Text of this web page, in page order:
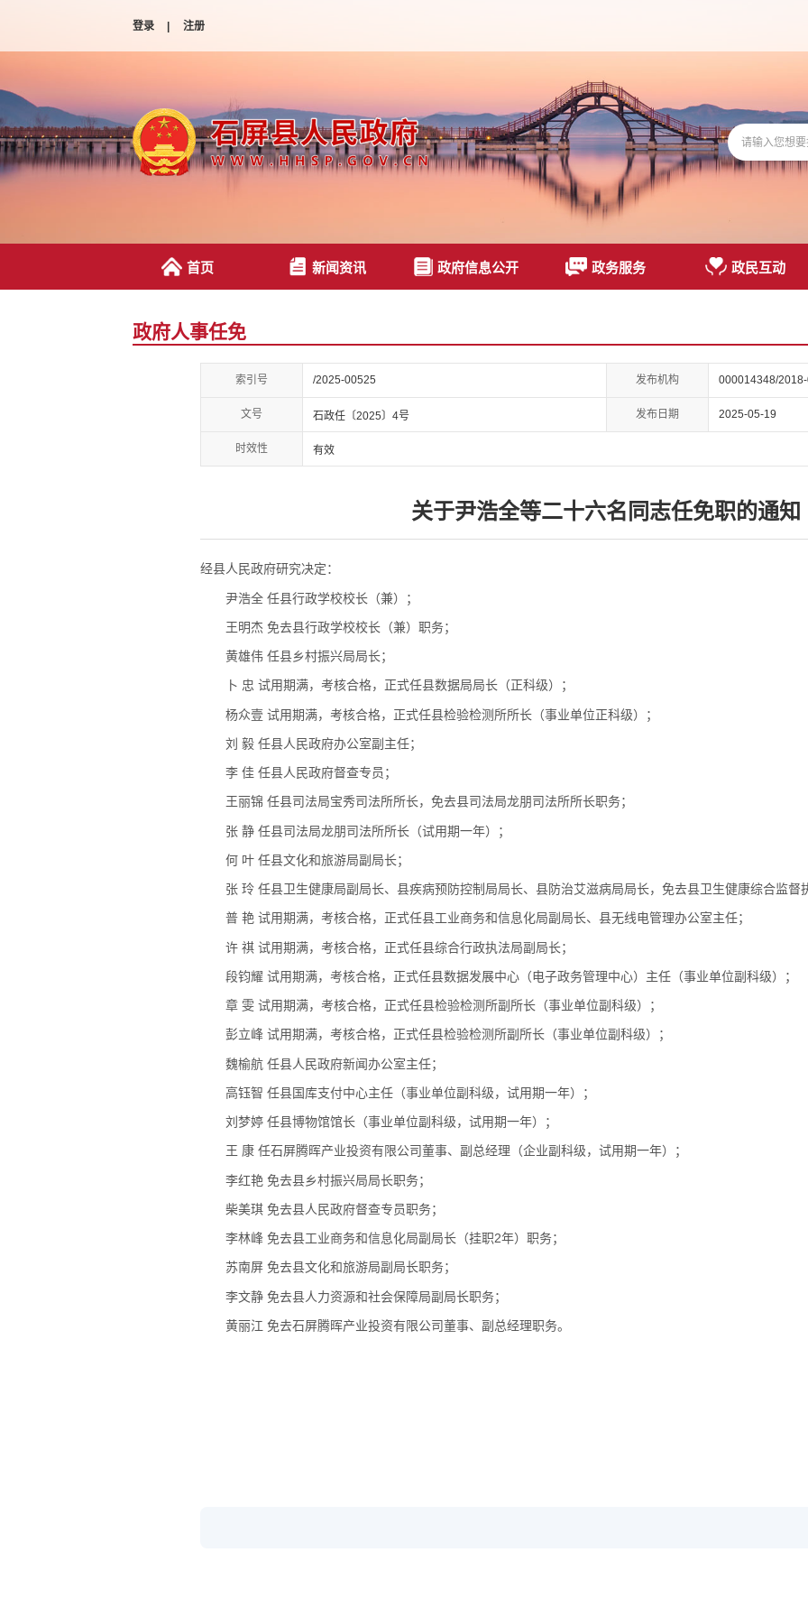
登录 | 注册
首页 新闻资讯 政府信息公开 政务服务 政民互动
政府人事任免
索引号 /2025-00525 发布机构 000014348/
文号 石政任〔2025〕4号 发布日期 2025-05-19
时效性 有效
关于尹浩全等二十六名同志任免职的通知
经县人民政府研究决定：
尹浩全 任县行政学校校长（兼）；
王明杰 免去县行政学校校长（兼）职务；
黄雄伟 任县乡村振兴局局长；
卜 忠 试用期满，考核合格，正式任县数据局局长（正科级）；
杨众壹 试用期满，考核合格，正式任县检验检测所所长（事业单位正科级）；
刘 毅 任县人民政府办公室副主任；
李 佳 任县人民政府督查专员；
王丽锦 任县司法局宝秀司法所所长，免去县司法局龙朋司法所所长职务；
张 静 任县司法局龙朋司法所所长（试用期一年）；
何 叶 任县文化和旅游局副局长；
张 玲 任县卫生健康局副局长、县疾病预防控制局局长、县防治艾滋病局局长，免去县卫生健康综合监督
普 艳 试用期满，考核合格，正式任县工业商务和信息化局副局长、县无线电管理办公室主任；
许 祺 试用期满，考核合格，正式任县综合行政执法局副局长；
段钧耀 试用期满，考核合格，正式任县数据发展中心（电子政务管理中心）主任（事业单位副科级）；
章 雯 试用期满，考核合格，正式任县检验检测所副所长（事业单位副科级）；
彭立峰 试用期满，考核合格，正式任县检验检测所副所长（事业单位副科级）；
魏榆航 任县人民政府新闻办公室主任；
高钰智 任县国库支付中心主任（事业单位副科级，试用期一年）；
刘梦婷 任县博物馆馆长（事业单位副科级，试用期一年）；
王 康 任石屏腾晖产业投资有限公司董事、副总经理（企业副科级，试用期一年）；
李红艳 免去县乡村振兴局局长职务；
柴美琪 免去县人民政府督查专员职务；
李林峰 免去县工业商务和信息化局副局长（挂职2年）职务；
苏南屏 免去县文化和旅游局副局长职务；
李文静 免去县人力资源和社会保障局副局长职务；
黄丽江 免去石屏腾晖产业投资有限公司董事、副总经理职务。